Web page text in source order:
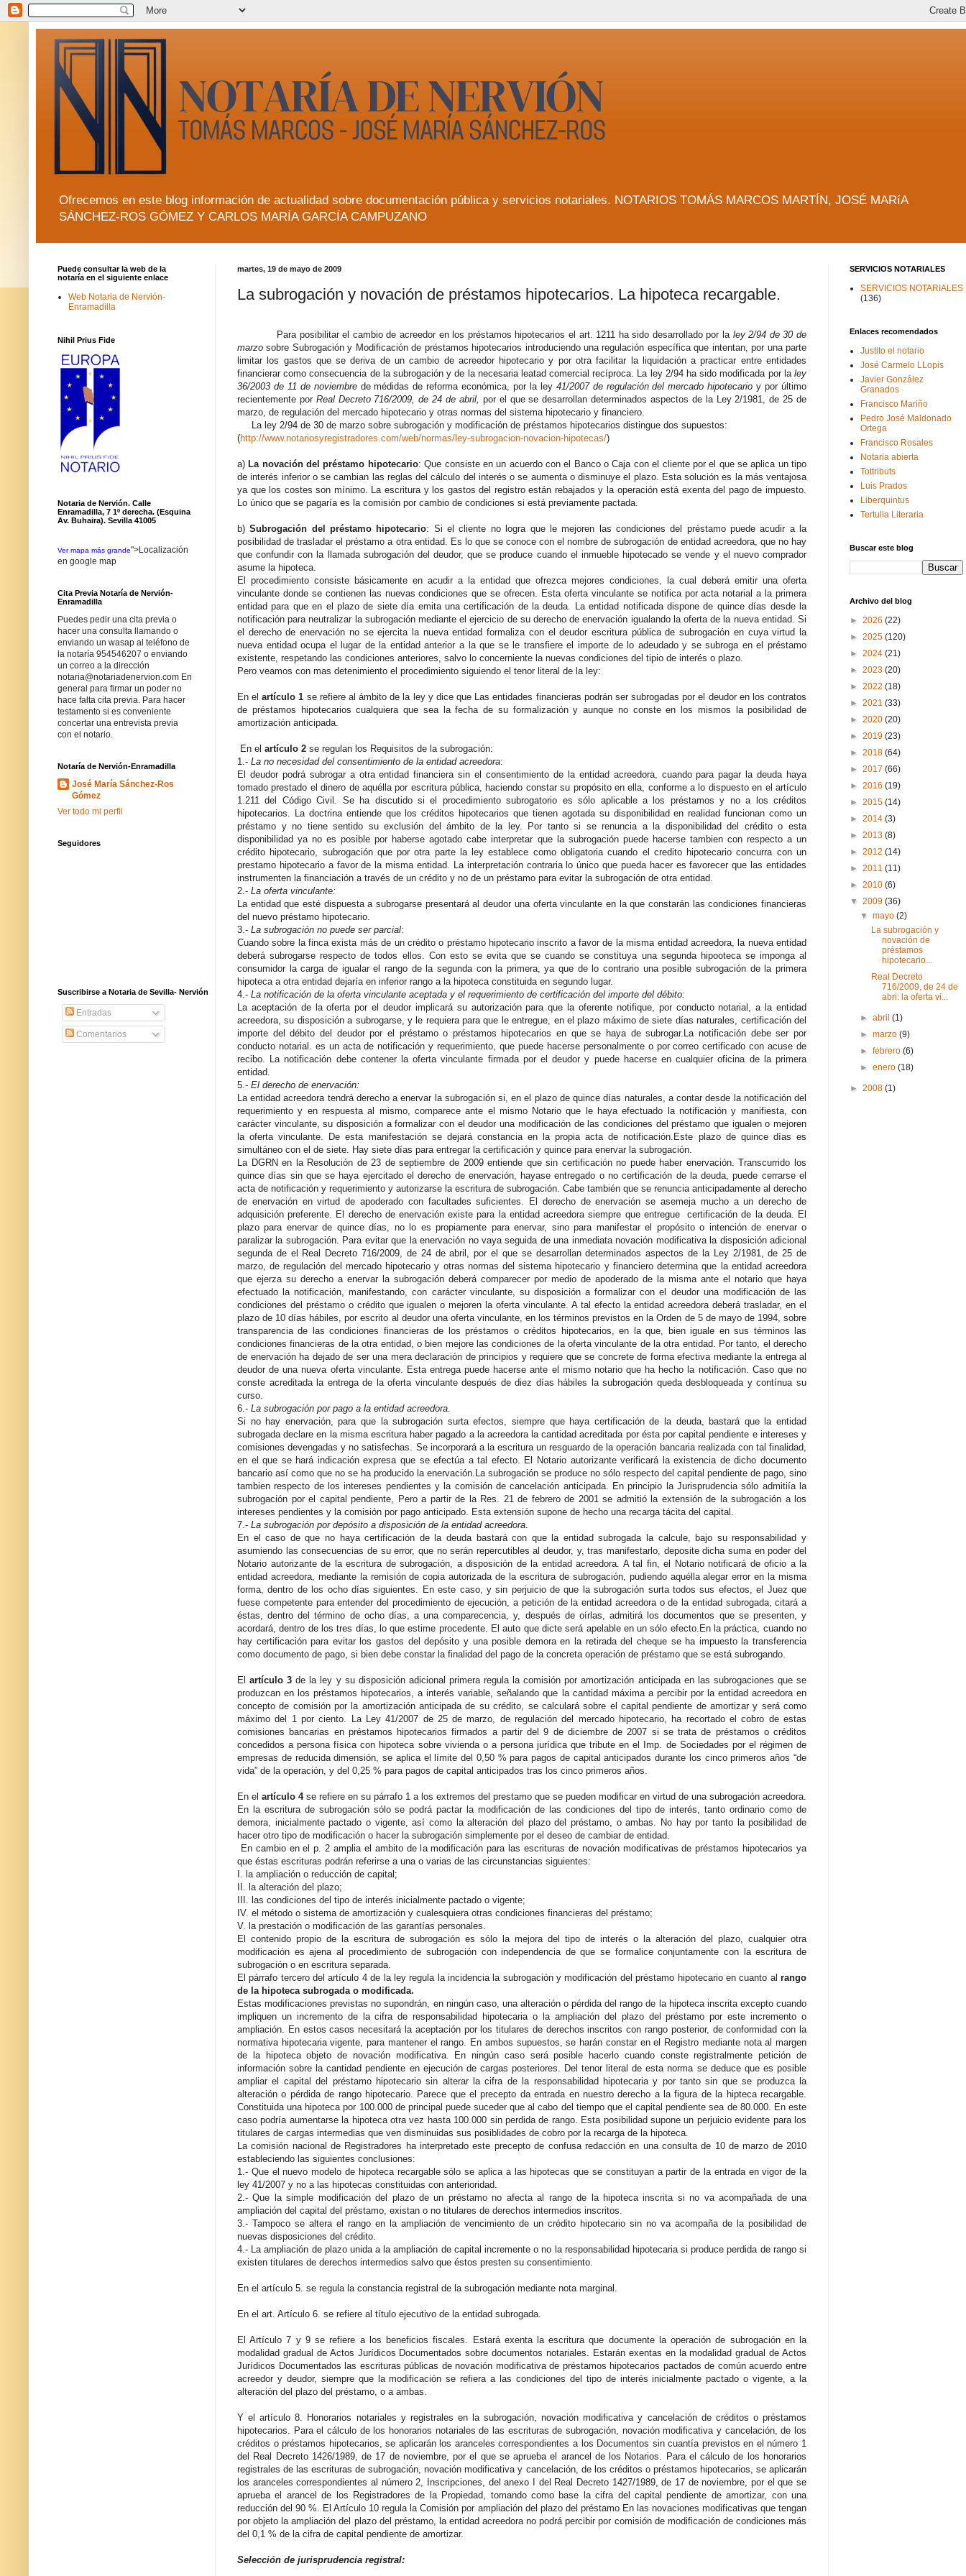
Ofrecemos en este blog información de actualidad sobre documentación pública y servicios notariales. NOTARIOS TOMÁS MARCOS MARTÍN, JOSÉ MARíA
SÁNCHEZ-ROS GÓMEZ Y CARLOS MARÍA GARCÍA CAMPUZANO
martes, 19 de mayo de 2009
La subrogación y novación de préstamos hipotecarios. La hipoteca recargable.
Para posibilitar el cambio de acreedor en los préstamos hipotecarios el art. 1211 ha sido desarrollado por la ley 2/94 de 30 de
marzo sobre Subrogación y Modificación de préstamos hipotecarios introduciendo una regulación específica que intentan, por una parte
limitar los gastos que se deriva de un cambio de acreedor hipotecario y por otra facilitar la liquidación a practicar entre entidades
financierar como consecuencia de la subrogación y de la necesaria leatad comercial recíproca. La ley 2/94 ha sido modificada por la ley
36/2003 de 11 de noviembrede médidas de reforma económica, por la ley 41/2007 de regulación del mercado hipotecario y por último
recientemente por Real Decreto 716/2009, de 24 de abril, por el que se desarrollan determinados aspectos de la Ley 2/1981, de 25 de
marzo, de regulación del mercado hipotecario y otras normas del sistema hipotecario y financiero.
La ley 2/94 de 30 de marzo sobre subrogación y modificación de préstamos hipotecarios distingue dos supuestos:
(http://www.notariosyregistradores.com/web/normas/ley-subrogacion-novacion-hipotecas/)
a) La novación del préstamo hipotecario: Que consiste en un acuerdo con el Banco o Caja con el cliente por el que se aplica un tipo
de interés inferior o se cambian las reglas del cálculo del interés o se aumenta o disminuye el plazo. Esta solución es la más ventajosa
ya que los costes son mínimo. La escritura y los gastos del registro están rebajados y la operación está exenta del pago de impuesto.
Lo único que se pagaría es la comisión por cambio de condiciones si está previamente pactada.
b)Subrogación del préstamo hipotecario: Si el cliente no logra que le mejoren las condiciones del préstamo puede acudir a la
posibilidad de trasladar el préstamo a otra entidad. Es lo que se conoce con el nombre de subrogación de entidad acreedora, que no hay
que confundir con la llamada subrogación del deudor, que se produce cuando el inmueble hipotecado se vende y el nuevo comprador
asume la hipoteca.
El procedimiento consiste básicamente en acudir a la entidad que ofrezca mejores condiciones, la cual deberá emitir una oferta
vinculante donde se contienen las nuevas condiciones que se ofrecen. Esta oferta vinculante se notifica por acta notarial a la primera
entidad para que en el plazo de siete día emita una certificación de la deuda. La entidad notificada dispone de quince días desde la
notificación para neutralizar la subrogación mediante el ejercicio de su derecho de enervación igualando la oferta de la nueva entidad. Si
el derecho de enervación no se ejercita la nueva entidad formaliza con el deudor escritura pública de subrogación en cuya virtud la
nueva entidad ocupa el lugar de la entidad anterior a la que se le transfiere el importe de lo adeudado y se subroga en el préstamo
existente, respetando las condiciones anteriores, salvo lo concerniente la nuevas condiciones del tipio de interés o plazo.
Pero veamos con mas detenimiento el procedimiento siguiendo el tenor literal de la ley:
En elartículo 1 se refiere al ámbito de la ley y dice que Las entidades financieras podrán ser subrogadas por el deudor en los contratos
de préstamos hipotecarios cualquiera que sea la fecha de su formalización y aunque no conste en los mismos la posibilidad de
amortización anticipada.
En el artículo 2 se regulan los Requisitos de la subrogación:
1.- La no necesidad del consentimiento de la entidad acreedora:
El deudor podrá subrogar a otra entidad financiera sin el consentimiento de la entidad acreedora, cuando para pagar la deuda haya
tomado prestado el dinero de aquélla por escritura pública, haciendo constar su propósito en ella, conforme a lo dispuesto en el artículo
1.211 del Código Civil. Se ha discutido si el procedimiento subrogatorio es sólo aplicable a los préstamos y no a los créditos
hipotecarios. La doctrina entiende que los créditos hipotecarios que tienen agotada su disponibilidad en realidad funcionan como un
préstamo y no tiene sentido su exclusión del ámbito de la ley. Por tanto si se renuncia a la disponibilidad del crédito o esta
disponibilidad ya no es posible por haberse agotado cabe interpretar que la subrogación puede hacerse tambien con respecto a un
crédito hipotecario, subrogación que por otra parte la ley establece como obligatoria cuando el credito hipotecario concurra con un
prestamo hipotecario a favor de la misma entidad. La interpretación contraria lo único que pueda hacer es favorecer que las entidades
instrumenten la financiación a través de un crédito y no de un préstamo para evitar la subrogación de otra entidad.
2.- La oferta vinculante:
La entidad que esté dispuesta a subrogarse presentará al deudor una oferta vinculante en la que constarán las condiciones financieras
del nuevo préstamo hipotecario.
3.- La subrogación no puede ser parcial:
Cuando sobre la finca exista más de un crédito o préstamo hipotecario inscrito a favor de la misma entidad acreedora, la nueva entidad
deberá subrogarse respecto de todos ellos. Con esto se evita que se cuando se constituya una segunda hipooteca se imponga al
consumidor la carga de igualar el rango de la segunda con la primera, ya que de lo contrario una posible subrogación de la primera
hipoteca a otra entidad dejaría en inferior rango a la hipoteca constituida en segundo lugar.
4.- La notificación de la oferta vinculante aceptada y el requerimiento de certificación del importe del débito:
La aceptación de la oferta por el deudor implicará su autorización para que la oferente notifique, por conducto notarial, a la entidad
acreedora, su disposición a subrogarse, y le requiera para que le entregue, en el plazo máximo de siete días naturales, certificación del
importe del débito del deudor por el préstamo o préstamos hipotecarios en que se haya de subrogar.La notificación debe ser por
conducto notarial. es un acta de notificación y requerimiento, que puede hacerse personalmente o por correo certificado con acuse de
recibo. La notificación debe contener la oferta vinculante firmada por el deudor y puede hacerse en cualquier oficina de la primera
entidad.
5.- El derecho de enervación:
La entidad acreedora tendrá derecho a enervar la subrogación si, en el plazo de quince días naturales, a contar desde la notificación del
requerimiento y en respuesta al mismo, comparece ante el mismo Notario que le haya efectuado la notificación y manifiesta, con
carácter vinculante, su disposición a formalizar con el deudor una modificación de las condiciones del préstamo que igualen o mejoren
la oferta vinculante. De esta manifestación se dejará constancia en la propia acta de notificación.Este plazo de quince días es
simultáneo con el de siete. Hay siete días para entregar la certificación y quince para enervar la subrogación.
La DGRN en la Resolución de 23 de septiembre de 2009 entiende que sin certificación no puede haber enervación. Transcurrido los
quince días sin que se haya ejercitado el derecho de enervación, hayase entregado o no certificación de la deuda, puede cerrarse el
acta de notificación y requerimiento y autorizarse la escritura de subrogación. Cabe también que se renuncia anticipadamente al derecho
de enervación en virtud de apoderado con facultades suficientes. El derecho de enervación se asemeja mucho a un derecho de
adquisición preferente. El derecho de enervación existe para la entidad acreedora siempre que entregue certificación de la deuda. El
plazo para enervar de quince días, no lo es propiamente para enervar, sino para manifestar el propósito o intención de enervar o
paralizar la subrogación. Para evitar que la enervación no vaya seguida de una inmediata novación modificativa la disposición adicional
segunda de el Real Decreto 716/2009, de 24 de abril, por el que se desarrollan determinados aspectos de la Ley 2/1981, de 25 de
marzo, de regulación del mercado hipotecario y otras normas del sistema hipotecario y financiero determina que la entidad acreedora
que ejerza su derecho a enervar la subrogación deberá comparecer por medio de apoderado de la misma ante el notario que haya
efectuado la notificación, manifestando, con carácter vinculante, su disposición a formalizar con el deudor una modificación de las
condiciones del préstamo o crédito que igualen o mejoren la oferta vinculante. A tal efecto la entidad acreedora deberá trasladar, en el
plazo de 10 días hábiles, por escrito al deudor una oferta vinculante, en los términos previstos en la Orden de 5 de mayo de 1994, sobre
transparencia de las condiciones financieras de los préstamos o créditos hipotecarios, en la que, bien iguale en sus términos las
condiciones financieras de la otra entidad, o bien mejore las condiciones de la oferta vinculante de la otra entidad. Por tanto, el derecho
de enervación ha dejado de ser una mera declaración de principios y requiere que se concrete de forma efectiva mediante la entrega al
deudor de una nueva oferta vinculante. Esta entrega puede hacerse ante el mismo notario que ha hecho la notificación. Caso que no
conste acreditada la entrega de la oferta vinculante después de diez días hábiles la subrogación queda desbloqueada y contínua su
curso.
6.- La subrogación por pago a la entidad acreedora.
Si no hay enervación, para que la subrogación surta efectos, siempre que haya certificación de la deuda, bastará que la entidad
subrogada declare en la misma escritura haber pagado a la acreedora la cantidad acreditada por ésta por capital pendiente e intereses y
comisiones devengadas y no satisfechas. Se incorporará a la escritura un resguardo de la operación bancaria realizada con tal finalidad,
en el que se hará indicación expresa que se efectúa a tal efecto. El Notario autorizante verificará la existencia de dicho documento
bancario así como que no se ha producido la enervación.La subrogación se produce no sólo respecto del capital pendiente de pago, sino
tambien respecto de los intereses pendientes y la comisión de cancelación anticipada. En principio la Jurisprudencia sólo admitiía la
subrogación por el capital pendiente, Pero a partir de la Res. 21 de febrero de 2001 se admitió la extensión de la subrogación a los
intereses pendientes y la comisión por pago anticipado. Esta extensión supone de hecho una recarga tácita del capital.
7.- La subrogación por depósito a disposición de la entidad acreedora.
En el caso de que no haya certificación de la deuda bastará con que la entidad subrogada la calcule, bajo su responsabilidad y
asumiendo las consecuencias de su error, que no serán repercutibles al deudor, y, tras manifestarlo, deposite dicha suma en poder del
Notario autorizante de la escritura de subrogación, a disposición de la entidad acreedora. A tal fin, el Notario notificará de oficio a la
entidad acreedora, mediante la remisión de copia autorizada de la escritura de subrogación, pudiendo aquélla alegar error en la misma
forma, dentro de los ocho días siguientes. En este caso, y sin perjuicio de que la subrogación surta todos sus efectos, el Juez que
fuese competente para entender del procedimiento de ejecución, a petición de la entidad acreedora o de la entidad subrogada, citará a
éstas, dentro del término de ocho días, a una comparecencia, y, después de oírlas, admitirá los documentos que se presenten, y
acordará, dentro de los tres días, lo que estime procedente. El auto que dicte será apelable en un sólo efecto.En la práctica, cuando no
hay certificación para evitar los gastos del depósito y una posible demora en la retirada del cheque se ha impuesto la transferencia
como documento de pago, si bien debe constar la finalidad del pago de la concreta operación de préstamo que se está subrogando.
El artículo 3de la ley y su disposición adicional primera regula la comisión por amortización anticipada en las subrogaciones que se
produzcan en los préstamos hipotecarios, a interés variable, señalando que la cantidad máxima a percibir por la entidad acreedora en
concepto de comisión por la amortización anticipada de su crédito, se calculará sobre el capital pendiente de amortizar y será como
máximo del 1 por ciento. La Ley 41/2007 de 25 de marzo, de regulación del mercado hipotecario, ha recortado el cobro de estas
comisiones bancarias en préstamos hipotecarios firmados a partir del 9 de diciembre de 2007 si se trata de préstamos o créditos
concedidos a persona física con hipoteca sobre vivienda o a persona jurídica que tribute en el Imp. de Sociedades por el régimen de
empresas de reducida dimensión, se aplica el límite del 0,50 % para pagos de capital anticipados durante los cinco primeros años “de
vida” de la operación, y del 0,25 % para pagos de capital anticipados tras los cinco primeros años.
En el artículo 4 se refiere en su párrafo 1 a los extremos del prestamo que se pueden modificar en virtud de una subrogación acreedora.
En la escritura de subrogación sólo se podrá pactar la modificación de las condiciones del tipo de interés, tanto ordinario como de
demora, inicialmente pactado o vigente, así como la alteración del plazo del préstamo, o ambas. No hay por tanto la posibilidad de
hacer otro tipo de modificación o hacer la subrogación simplemente por el deseo de cambiar de entidad.
En cambio en el p. 2 amplia el ambito de la modificación para las escrituras de novación modificativas de préstamos hipotecarios ya
que éstas escrituras podrán referirse a una o varias de las circunstancias siguientes:
I. la ampliación o reducción de capital;
II. la alteración del plazo;
III. las condiciones del tipo de interés inicialmente pactado o vigente;
IV. el método o sistema de amortización y cualesquiera otras condiciones financieras del préstamo;
V. la prestación o modificación de las garantías personales.
El contenido propio de la escritura de subrogación es sólo la mejora del tipo de interés o la alteración del plazo, cualquier otra
modificación es ajena al procedimiento de subrogación con independencia de que se formalice conjuntamente con la escritura de
subrogación o en escritura separada.
El párrafo tercero del artículo 4 de la ley regula la incidencia la subrogación y modificación del préstamo hipotecario en cuanto al rango
de la hipoteca subrogada o modificada.
Estas modificaciones previstas no supondrán, en ningún caso, una alteración o pérdida del rango de la hipoteca inscrita excepto cuando
impliquen un incremento de la cifra de responsabilidad hipotecaria o la ampliación del plazo del préstamo por este incremento o
ampliación. En estos casos necesitará la aceptación por los titulares de derechos inscritos con rango posterior, de conformidad con la
normativa hipotecaria vigente, para mantener el rango. En ambos supuestos, se harán constar en el Registro mediante nota al margen
de la hipoteca objeto de novación modificativa. En ningún caso será posible hacerlo cuando conste registralmente petición de
información sobre la cantidad pendiente en ejecución de cargas posteriores. Del tenor literal de esta norma se deduce que es posible
ampliar el capital del préstamo hipotecario sin alterar la cifra de la responsabilidad hipotecaria y por tanto sin que se produzca la
alteración o pérdida de rango hipotecario. Parece que el precepto da entrada en nuestro derecho a la figura de la hipteca recargable.
Constituida una hipoteca por 100.000 de principal puede suceder que al cabo del tiempo que el capital pendiente sea de 80.000. En este
caso podría aumentarse la hipoteca otra vez hasta 100.000 sin perdida de rango. Esta posibilidad supone un perjuicio evidente para los
titulares de cargas intermedias que ven disminuidas sus posiblidades de cobro por la recarga de la hipoteca.
La comisión nacional de Registradores ha interpretado este precepto de confusa redacción en una consulta de 10 de marzo de 2010
estableciendo las siguientes conclusiones:
1.- Que el nuevo modelo de hipoteca recargable sólo se aplica a las hipotecas que se constituyan a partir de la entrada en vigor de la
ley 41/2007 y no a las hipotecas constituidas con anterioridad.
2.- Que la simple modificación del plazo de un préstamo no afecta al rango de la hipoteca inscrita si no va acompañada de una
ampliación del capital del préstamo, existan o no titulares de derechos intermedios inscritos.
3.- Tampoco se altera el rango en la ampliación de vencimiento de un crédito hipotecario sin no va acompaña de la posibilidad de
nuevas disposiciones del crédito.
4.- La ampliación de plazo unida a la ampliación de capital incremente o no la responsabilidad hipotecaria si produce perdida de rango si
existen titulares de derechos intermedios salvo que éstos presten su consentimiento.
En el artículo 5. se regula la constancia registral de la subrogación mediante nota marginal.
En el art. Artículo 6. se refiere al título ejecutivo de la entidad subrogada.
El Artículo 7 y 9 se refiere a los beneficios fiscales. Estará exenta la escritura que documente la operación de subrogación en la
modalidad gradual de Actos Jurídicos Documentados sobre documentos notariales. Estarán exentas en la modalidad gradual de Actos
Jurídicos Documentados las escrituras públicas de novación modificativa de préstamos hipotecarios pactados de común acuerdo entre
acreedor y deudor, siempre que la modificación se refiera a las condiciones del tipo de interés inicialmente pactado o vigente, a la
alteración del plazo del préstamo, o a ambas.
Y el artículo 8. Honorarios notariales y registrales en la subrogación, novación modificativa y cancelación de créditos o préstamos
hipotecarios. Para el cálculo de los honorarios notariales de las escrituras de subrogación, novación modificativa y cancelación, de los
créditos o préstamos hipotecarios, se aplicarán los aranceles correspondientes a los Documentos sin cuantía previstos en el número 1
del Real Decreto 1426/1989, de 17 de noviembre, por el que se aprueba el arancel de los Notarios. Para el cálculo de los honorarios
registrales de las escrituras de subrogación, novación modificativa y cancelación, de los créditos o préstamos hipotecarios, se aplicarán
los aranceles correspondientes al número 2, Inscripciones, del anexo I del Real Decreto 1427/1989, de 17 de noviembre, por el que se
aprueba el arancel de los Registradores de la Propiedad, tomando como base la cifra del capital pendiente de amortizar, con una
reducción del 90 %. El Artículo 10 regula la Comisión por ampliación del plazo del préstamo En las novaciones modificativas que tengan
por objeto la ampliación del plazo del préstamo, la entidad acreedora no podrá percibir por comisión de modificación de condiciones más
del 0,1 % de la cifra de capital pendiente de amortizar.
Selección de jurisprudencia registral:
Puede consultar la web de la
notaría en el siguiente enlace
Web Notaria de Nervión-
Enramadilla
Nihil Prius Fide
Notaria de Nervión. Calle
Enramadilla, 7 1º derecha. (Esquina
Av. Buhaira). Sevilla 41005
Ver mapa más grande">Localización
en google map
Cita Previa Notaría de Nervión-
Enramadilla
Puedes pedir una cita previa o
hacer una consulta llamando o
enviando un wasap al teléfono de
la notaría 954546207 o enviando
un correo a la dirección
notaria@notariadenervion.com En
general para firmar un poder no
hace falta cita previa. Para hacer
testamento si es conveniente
concertar una entrevista previa
con el notario.
Notaría de Nervión-Enramadilla
José María Sánchez-Ros
Gómez
Ver todo mi perfil
Seguidores
Suscribirse a Notaria de Sevilla- Nervión
Entradas
Comentarios
SERVICIOS NOTARIALES
SERVICIOS NOTARIALES
(136)
Enlaces recomendados
Justito el notario
José Carmelo LLopis
Javier González
Granados
Francisco Mariño
Pedro José Maldonado
Ortega
Francisco Rosales
Notaria abierta
Tottributs
Luis Prados
Liberquintus
Tertulia Literaria
Buscar este blog
Archivo del blog
► 2026 (22)
► 2025 (120)
► 2024 (21)
► 2023 (20)
► 2022 (18)
► 2021 (33)
► 2020 (20)
► 2019 (23)
► 2018 (64)
► 2017 (66)
► 2016 (19)
► 2015 (14)
► 2014 (3)
► 2013 (8)
► 2012 (14)
► 2011 (11)
► 2010 (6)
▼ 2009 (36)
▼mayo(2)
La subrogación y
novación de
préstamos
hipotecario...
Real Decreto
716/2009, de 24 de
abri: la oferta vi...
►abril(1)
►marzo(9)
►febrero(6)
►enero(18)
► 2008 (1)